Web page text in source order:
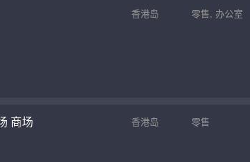
香港岛 零售, 办公室
商场 香港岛 零售